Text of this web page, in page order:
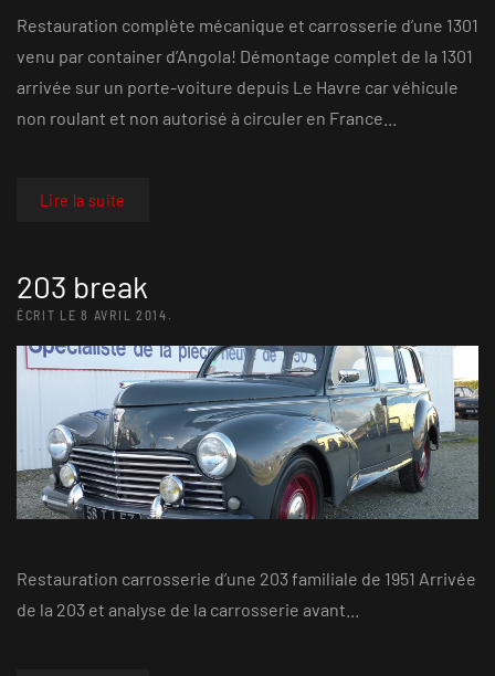
Restauration complète mécanique et carrosserie d’une 1301
venu par container d’Angola! Démontage complet de la 1301
arrivée sur un porte-voiture depuis Le Havre car véhicule
non roulant et non autorisé à circuler en France...
Lire la suite
203 break
ÉCRIT LE8 AVRIL 2014
Restauration carrosserie d’une 203 familiale de 1951 Arrivée
de la 203 et analyse de la carrosserie avant...